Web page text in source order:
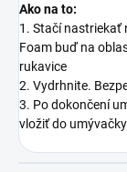
Ako na to:
1. Stačí nastriekať
Foam buď na
rukavice
2. Vydrhnite.
3. Po dokončení
vložiť do